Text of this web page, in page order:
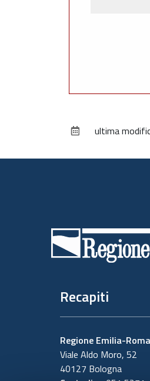
ultima
Recapiti
Regione Emilia-
Viale Aldo Moro, 52
40127 Bologna